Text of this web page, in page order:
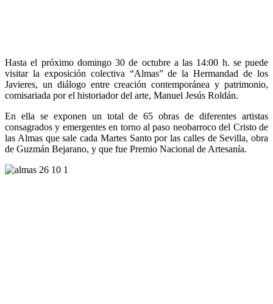
Hasta el próximo domingo 30 de octubre a las 14:00 h. se puede
visitar la exposición colectiva “Almas” de la Hermandad de los
Javieres, un diálogo entre creación contemporánea y patrimonio,
comisariada por el historiador del arte, Manuel Jesús Roldán.
En ella se exponen un total de 65 obras de diferentes artistas
consagrados y emergentes en torno al paso neobarroco del Cristo de
las Almas que sale cada Martes Santo por las calles de Sevilla, obra
de Guzmán Bejarano, y que fue Premio Nacional de Artesanía.